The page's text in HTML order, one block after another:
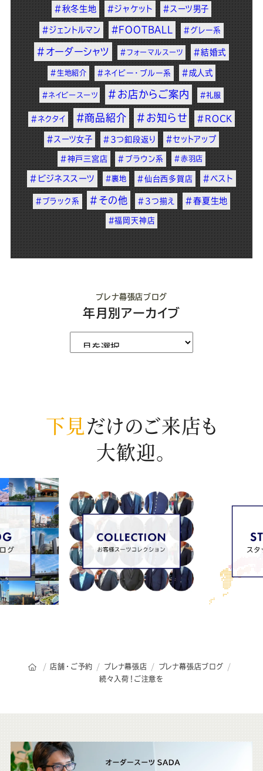
#秋冬生地 #ジャケット #スーツ男子
#ジェントルマン #FOOTBALL #グレー系
#オーダーシャツ #フォーマルスーツ #結婚式
#生地紹介 #ネイビー・ブルー系 #成人式
#ネイビースーツ #お店からご案内 #礼服
#ネクタイ #商品紹介 #お知らせ #ROCK
#スーツ女子 #3つ釦段返り #セットアップ
#神戸三宮店 #ブラウン系 #赤羽店
#ビジネススーツ #裏地 #仙台西多賀店 #ベスト
#ブラック系 #その他 #3つ揃え #春夏生地
#福岡天神店
プレナ幕張店ブログ
年月別アーカイブ
下見だけのご来店も
大歓迎。
オーダースーツSADAのトップページ
店舗・ご予約 プレナ幕張店
プレナ幕張店ブログ
続々入荷！ご注意を
こ